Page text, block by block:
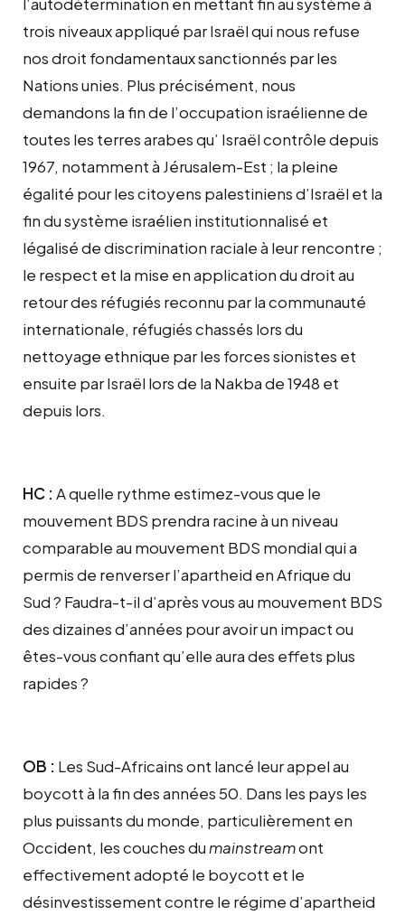
trois niveaux appliqué par Israël qui nous refuse
nos droit fondamentaux sanctionnés par les
Nations unies. Plus précisément, nous
demandons la fin de l’occupation israélienne de
toutes les terres arabes qu’ Israël contrôle depuis
1967, notamment à Jérusalem-Est ; la pleine
égalité pour les citoyens palestiniens d’Israël et la
fin du système israélien institutionnalisé et
légalisé de discrimination raciale à leur rencontre ;
le respect et la mise en application du droit au
retour des réfugiés reconnu par la communauté
internationale, réfugiés chassés lors du
nettoyage ethnique par les forces sionistes et
ensuite par Israël lors de la Nakba de 1948 et
depuis lors.
HC : A quelle rythme estimez-vous que le
mouvement BDS prendra racine à un niveau
comparable au mouvement BDS mondial qui a
permis de renverser l’apartheid en Afrique du
Sud ? Faudra-t-il d’après vous au mouvement BDS
des dizaines d’années pour avoir un impact ou
êtes-vous confiant qu’elle aura des effets plus
rapides ?
OB : Les Sud-Africains ont lancé leur appel au
boycott à la fin des années 50. Dans les pays les
plus puissants du monde, particulièrement en
Occident, les couches dumainstreamont
effectivement adopté le boycott et le
désinvestissement contre le régime d’apartheid